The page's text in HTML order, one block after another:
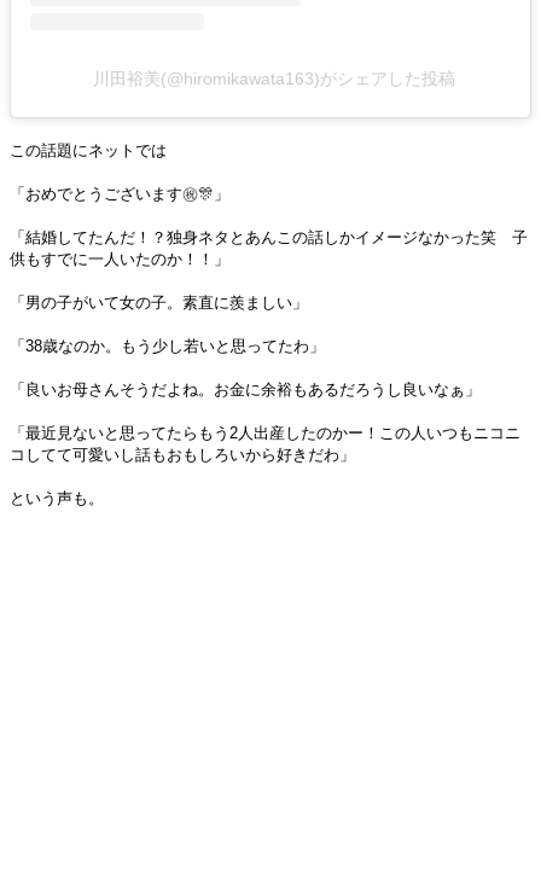
川田裕美(@hiromikawata163)がシェアした投稿
この話題にネットでは
「おめでとうございます㊗️🎊」
「結婚してたんだ！？独身ネタとあんこの話しかイメージなかった笑 子
供もすでに一人いたのか！！」
「男の子がいて女の子。素直に羨ましい」
「38歳なのか。もう少し若いと思ってたわ」
「良いお母さんそうだよね。お金に余裕もあるだろうし良いなぁ」
「最近見ないと思ってたらもう2人出産したのかー！この人いつもニコニ
コしてて可愛いし話もおもしろいから好きだわ」
という声も。